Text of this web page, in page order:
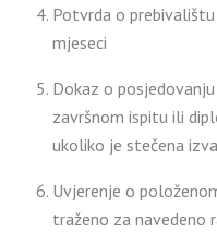
Potvrda o prebivalištu
mjeseci
Dokaz o
završnom ispitu ili
ukoliko je stečena
Uvjerenje o
traženo za navedeno